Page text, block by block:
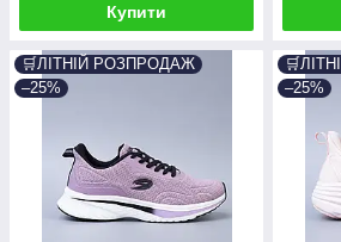
Купити
🛒ЛІТНІЙ РОЗПРОДАЖ
–25%
–25%